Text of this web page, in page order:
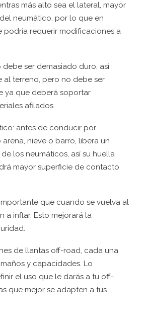
más alto sea el lateral, mayor
neumático, por lo que en
podría requerir modificaciones a
ser demasiado duro, así
al terreno, pero no debe ser
ya que deberá soportar
afilados.
antes de conducir por
nieve o barro, libera un
los neumáticos, así su huella
mayor superficie de contacto
que cuando se vuelva al
a inflar. Esto mejorará la
de llantas off-road, cada una
y capacidades. Lo
el uso que le darás a tu off-
que mejor se adapten a tus